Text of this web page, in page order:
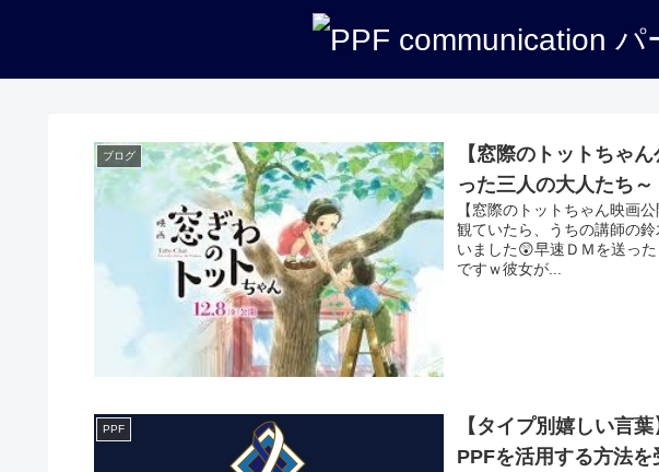
ブログ
【窓際のトットちゃ
った三人の大人たち～
【窓際のトットちゃん映画
観ていたら、うちの講師の
いました😲早速ＤＭを送っ
ですｗ彼女が...
PPF
【タイプ別嬉しい言
PPFを活用する方法を